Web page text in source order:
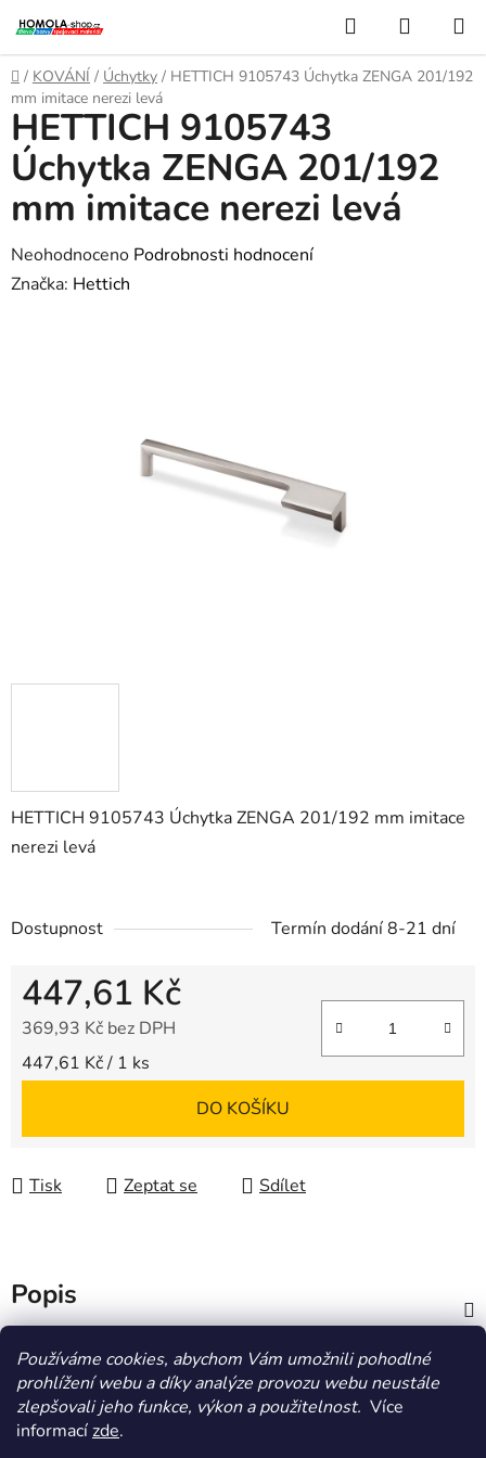
Používáme cookies, abychom Vám umožnili pohodlné
prohlížení webu a díky analýze provozu webu neustále
zlepšovali jeho funkce, výkon a použitelnost. Více
informacízde.
na
obsah
Hledat
KOŠÍK
Domů
/ KOVÁNÍ / Úchytky / HETTICH 9105743 Úchytka ZENGA 201/192
mm imitace nerezi levá
HETTICH 9105743 Úchytka ZENGA 201/192 mm imitace
nerezi levá
Dostupnost Termín dodání 8-21 dní
447,61 Kč
369,93 Kč bez DPH
Měrná cena:
447,61 Kč / 1 ks
DO KOŠÍKU
Tisk Zeptat se Sdílet
HETTICH 9105743
Úchytka ZENGA 201/192
mm imitace nerezi levá
Průměrné
hodnocení
Neohodnoceno Podrobnosti hodnocení
Značka: Hettich
Popis
Diskuze